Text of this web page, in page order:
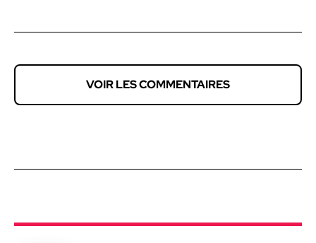
VOIR LES COMMENTAIRES